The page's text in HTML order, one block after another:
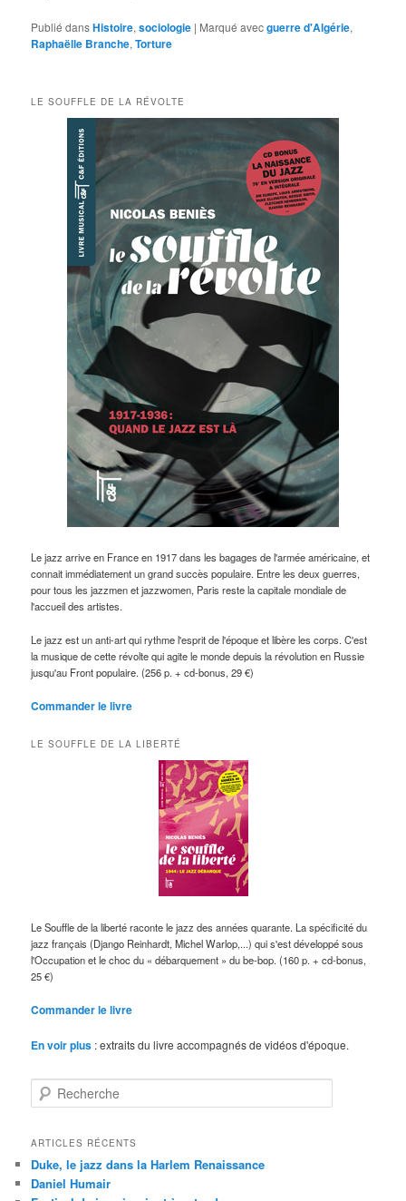
Publié dansHistoire,sociologie | Marqué avecguerre d'Algérie,
Raphaëlle Branche,Torture
LE SOUFFLE DE LA RÉVOLTE
Le jazz arrive en France en 1917 dans les bagages de l'armée américaine, et
connait immédiatement un grand succès populaire. Entre les deux guerres,
pour tous les jazzmen et jazzwomen, Paris reste la capitale mondiale de
l'accueil des artistes.
Le jazz est un anti-art qui rythme l'esprit de l'époque et libère les corps. C'est
la musique de cette révolte qui agite le monde depuis la révolution en Russie
jusqu'au Front populaire. (256 p. + cd-bonus, 29 €)
Commander le livre
LE SOUFFLE DE LA LIBERTÉ
Le Souffle de la liberté raconte le jazz des années quarante. La spécificité du
jazz français (Django Reinhardt, Michel Warlop,...) qui s'est développé sous
l'Occupation et le choc du « débarquement » du be-bop. (160 p. + cd-bonus,
25 €)
Commander le livre
En voir plus : extraits du livre accompagnés de vidéos d'époque.
e
h
r
c
ARTICLES RÉCENTS
Duke, le jazz dans la Harlem Renaissance
Daniel Humair